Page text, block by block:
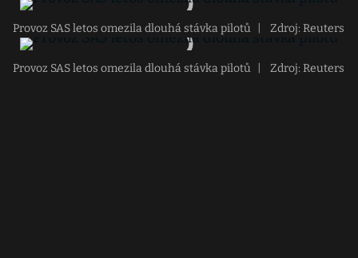
Provoz SAS letos omezila dlouhá stávka pilotů Zdroj: Reuters
Provoz SAS letos omezila dlouhá stávka pilotů Zdroj: Reuters